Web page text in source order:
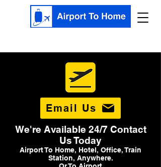
Email Us
We're Available 24/7 Contact
Us Today
Airport To Home, Hotel, Office, Train
Station, Anywhere.